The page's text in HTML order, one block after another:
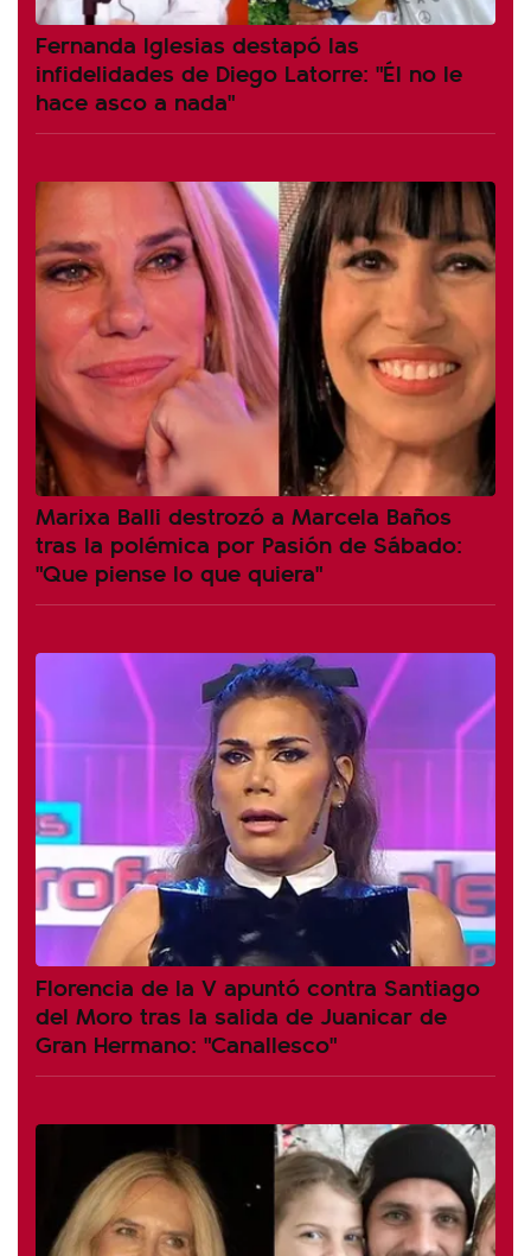
Fernanda Iglesias destapó las
infidelidades de Diego Latorre: "Él no le
hace asco a nada"
Marixa Balli destrozó a Marcela Baños
tras la polémica por Pasión de Sábado:
"Que piense lo que quiera"
Florencia de la V apuntó contra Santiago
del Moro tras la salida de Juanicar de
Gran Hermano: "Canallesco"